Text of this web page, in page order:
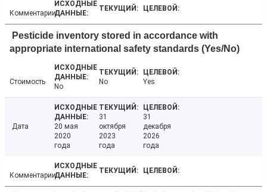
Комментарии
Pesticide inventory stored in accordance with
appropriate international safety standards (Yes/No)
Стоимость
No
No Yes
Дата
20 мая
2020
года
31
октября
2023
года
31
декабря
2026
года
Комментарии